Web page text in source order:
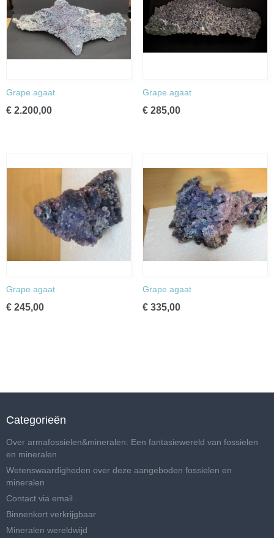
Grape agaat
€ 2.200,00
Grape agaat
€ 285,00
Grape agaat
€ 245,00
Grape agaat
€ 335,00
Categorieën
Over armafossielen&mineralen: Een fantasiewereld van fossielen
en mineralen
Wetenswaardigheden over deze aangeboden fossielen en
mineralen
Contact via email .
Binnenkort verkrijgbaar
Mineralen wereldwijd